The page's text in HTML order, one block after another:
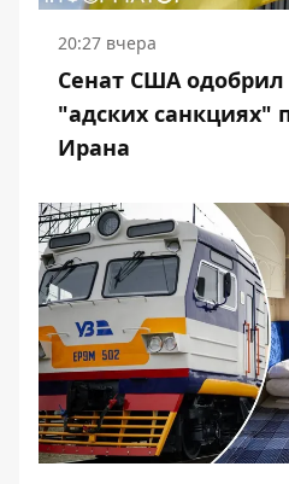
20:27 вчера
Сенат США одобрил
"адских санкциях"
Ирана